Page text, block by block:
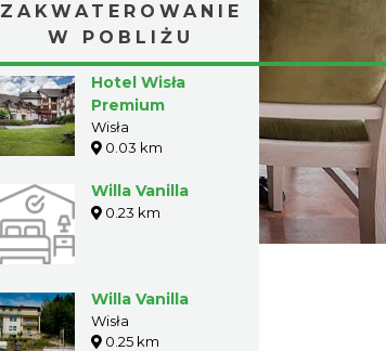
ZAKWATEROWANIE
W POBLIŻU
Hotel Wisła
Premium
Wisła
0.03 km
Willa Vanilla
0.23 km
Willa Vanilla
Wisła
0.25 km